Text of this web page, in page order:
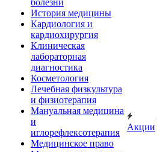
болезни
История медицины
Кардиология и
кардиохирургия
Клиническая
лабораторная
диагностика
Косметология
Лечебная физкультура
и физиотерапия
Мануальная медицина
и
иглорефлексотерапия
Медицинское право
Акции